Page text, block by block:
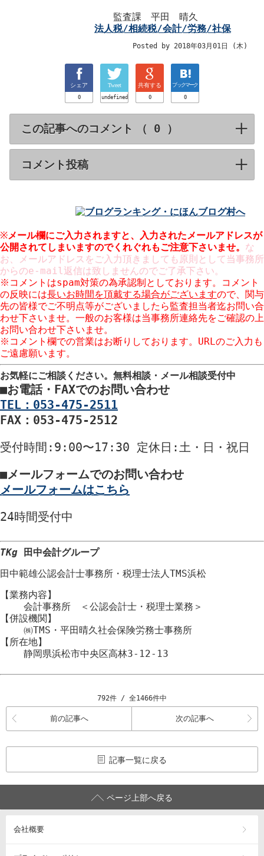
監査課 平田 晴久
法人税/相続税/会計/労務/社保
Posted by 2018年03月01日 (木)
シェア
0
Tweet
undefined
共有する
0
ブックマーク
0
この記事へのコメント （ ） click to
コメント投稿click to expand contents
※メール欄にご入力されますと、入力された
されてしまいますのでくれぐれもご注意下さいませ。 な
お、メールアドレスをご入力頂きましても原則として当事務所
からのe-mail返信は致しませんのでご了承下さい。
※コメントはspam対策の為承認制としております。コメント
の反映には長いお時間を頂戴する場合がございますので、関与
先の皆様でご不明点等がございましたら監査担当者迄お問い合
わせ下さいませ。一般のお客様は当事務所連絡先をご確認の上
お問い合わせ下さいませ。
お気軽にご相談ください。 無料相談・メール相談受付中
■お電話・FAXでのお問い合わせ
TEL：053-475-2511
FAX：053-475-2512
受付時間 :9:00〜17:30 定休日 :土・日・祝日
■メールフォームでのお問い合わせ
メールフォームはこちら
24時間受付中
TKg 田中会計グループ
田中範雄公認会計士事務所 ・ 税理士法人TMS浜松
【業務内容】
会計事務所 ＜公認会計士・税理士業務＞
【併設機関】
㈱TMS・平田晴久社会保険労務士事務所
【所在地】
静岡県浜松市中央区高林3-12-13
792件 / 全1466件中
前の記事へ 次の記事へ
記事一覧に戻る
ページ上部へ戻る
会社概要